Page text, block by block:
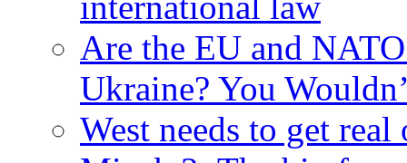
Are the EU and
Ukraine? You
West needs to get